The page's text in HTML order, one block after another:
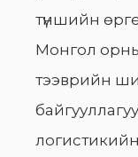
түншийн
Монгол
тээврийн